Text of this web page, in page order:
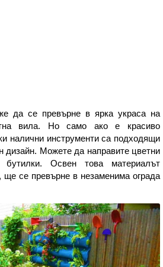
да се превърне в ярка украса на
вила. Но само ако е красиво
налични инструменти са подходящи
дизайн. Можете да направите цветни
бутилки. Освен това материалът
ще се превърне в незаменима ограда